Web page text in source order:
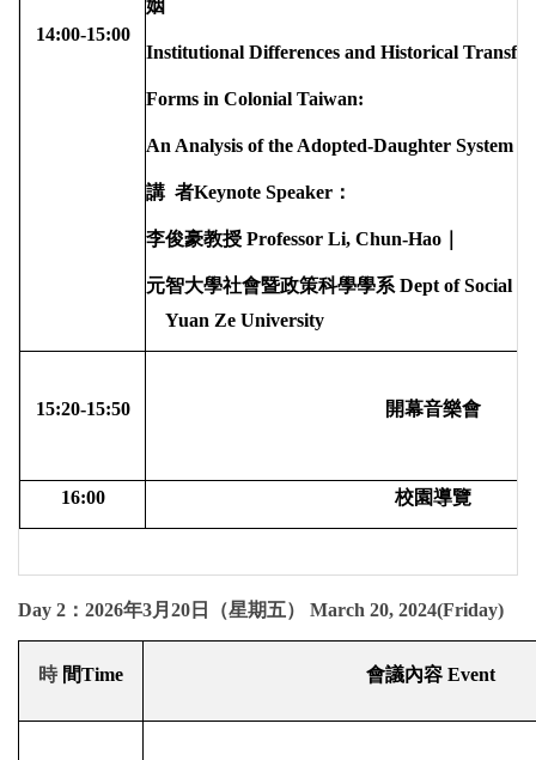
14:00-15:00
姻
Institutional Differences and Historical
Forms in Colonial Taiwan:
An Analysis of the Adopted-Daughter System
講 者Keynote Speaker ：
李俊豪教授 Professor Li, Chun-Hao
元智大學社會暨政策科學學系 Dept of Social
Yuan Ze University
15:20-15:50 開幕音樂會
16:00 校園導覽
Day 2 ： 2026年3月 20 日（星期五） March 20, 2024(Friday)
時 間Time 會議內容 Event